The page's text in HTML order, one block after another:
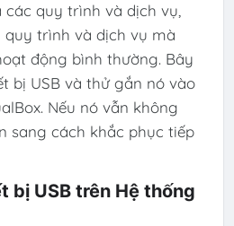
quy trình và dịch vụ,
trình và dịch vụ mà
động bình thường. Bây
bị USB và thử gắn nó vào
Nếu nó vẫn không
sang cách khắc phục tiếp
bị USB trên Hệ thống